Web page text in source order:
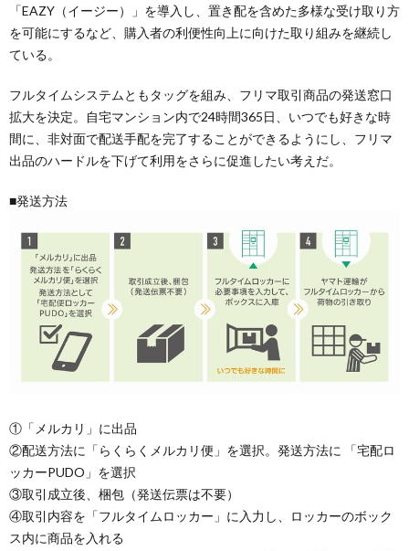
「EAZY（イージー）」を導入し、置き配を含めた多様な受け取り方
を可能にするなど、購入者の利便性向上に向けた取り組みを継続し
ている。
フルタイムシステムともタッグを組み、フリマ取引商品の発送窓口
拡大を決定。自宅マンション内で24時間365日、いつでも好きな時
間に、非対面で配送手配を完了することができるようにし、フリマ
出品のハードルを下げて利用をさらに促進したい考えだ。
■発送方法
①「メルカリ」に出品
②配送方法に「らくらくメルカリ便」を選択。発送方法に 「宅配ロ
ッカーPUDO」を選択
③取引成立後、梱包（発送伝票は不要）
④取引内容を「フルタイムロッカー」に入力し、ロッカーのボック
ス内に商品を入れる